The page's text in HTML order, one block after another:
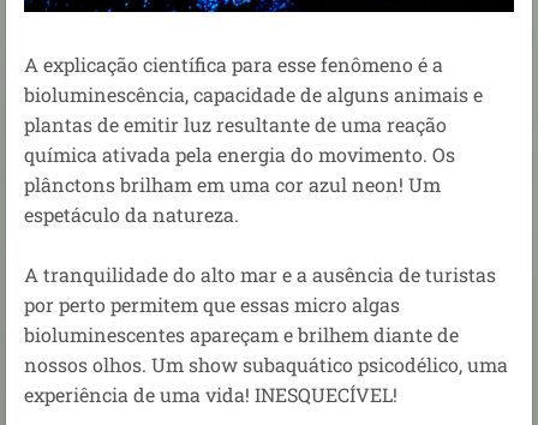
A explicação científica para esse fenômeno é a
bioluminescência, capacidade de alguns animais e
plantas de emitir luz resultante de uma reação
química ativada pela energia do movimento. Os
plânctons brilham em uma cor azul neon! Um
espetáculo da natureza.
A tranquilidade do alto mar e a ausência de turistas
por perto permitem que essas micro algas
bioluminescentes apareçam e brilhem diante de
nossos olhos. Um show subaquático psicodélico, uma
experiência de uma vida! INESQUECÍVEL!